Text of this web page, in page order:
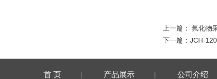
上一篇： 氟化物
下一篇： JCH-
首 页 | 产品展示 | 公司介绍